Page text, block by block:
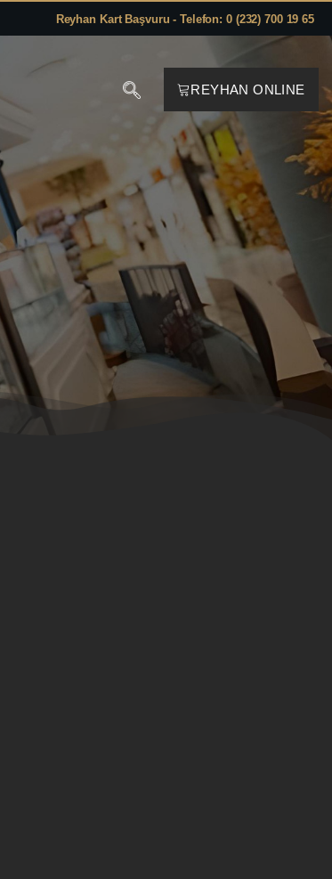
Reyhan Kart Başvuru - Telefon: 0 (232) 700 19 65
REYHAN ONLINE